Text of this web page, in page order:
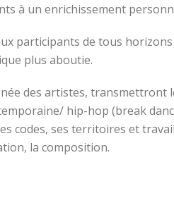
à un enrichissement
participants de tous
plus aboutie.
des artistes, transmettront
hip-hop (break
codes, ses territoires et
la composition.